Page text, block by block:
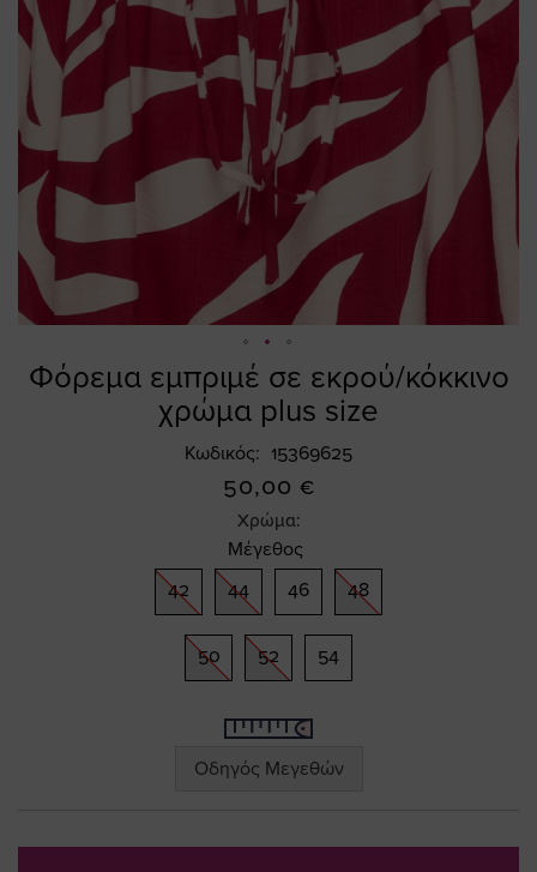
Φόρεμα εμπριμέ σε εκρού/κόκκινο
χρώμα plus size
Κωδικός 15369625
50,00 €
Χρώμα:
Μέγεθος
42
44 46 48
50 52 54
Οδηγός Μεγεθών
Skip